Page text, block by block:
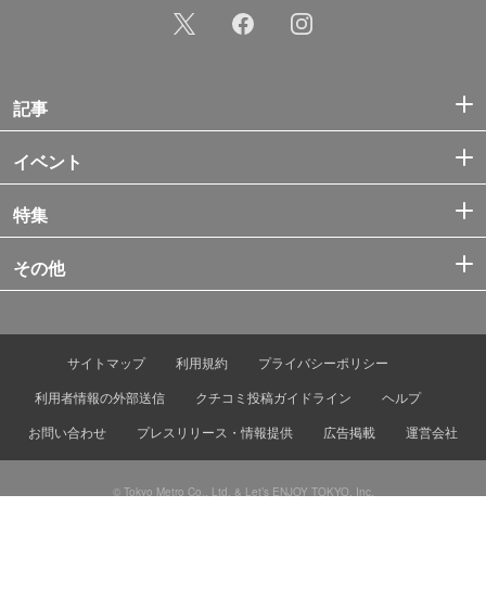
記事
イベント
特集
その他
サイトマップ 利用規約
プライバシーポリシー
利用者情報の外部送信
クチコミ投稿ガイドライン
ヘルプ
お問い合わせ
プレスリリース・情報提供 広告掲載 運営会社
© Tokyo Metro Co., Ltd. & Let’s ENJOY TOKYO, Inc.